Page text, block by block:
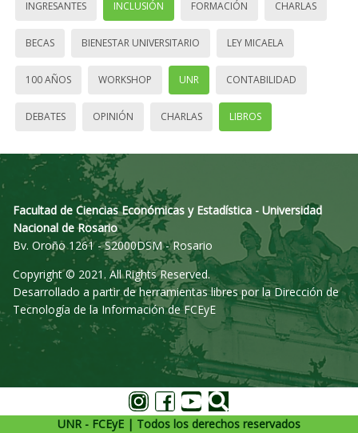
INGRESANTES INCLUSIÓN FORMACIÓN CHARLAS
BECAS BIENESTAR UNIVERSITARIO LEY MICAELA
100 AÑOS WORKSHOP UNR CONTABILIDAD
DEBATES OPINIÓN CHARLAS LIBROS
Facultad de Ciencias Económicas y Estadística - Universidad
Nacional de Rosario
Bv. Oroño 1261 - S2000DSM - Rosario
Copyright © 2021. All Rights Reserved.
Desarrollado a partir de herramientas libres por la Dirección de
Tecnología de la Información de FCEyE
UNR - FCEyE | Todos los derechos reservados